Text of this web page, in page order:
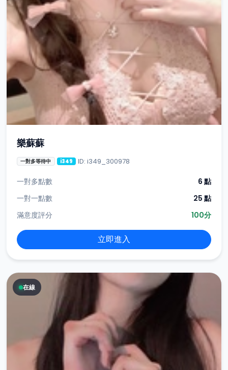
樂蘇蘇
一對多等待中 i349 ID: i349_300978
一對多點數
6 點
一對一點數
25 點
滿意度評分
100分
立即進入
在線